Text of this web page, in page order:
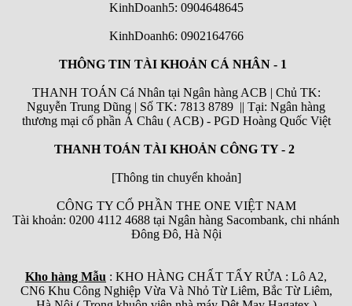
KinhDoanh5: 0904648645
KinhDoanh6: 0902164766
THÔNG TIN TÀI KHOẢN CÁ NHÂN - 1
THANH TOÁN Cá Nhân tại Ngân hàng ACB | Chủ TK:
Nguyễn Trung Dũng | Số TK: 7813 8789 || Tại: Ngân hàng
thương mại cổ phần Á Châu ( ACB) - PGD Hoàng Quốc Việt
THANH TOÁN TÀI KHOẢN CÔNG TY - 2
[Thông tin chuyển khoản]
CÔNG TY CỔ PHẦN THE ONE VIỆT NAM
Tài khoản: 0200 4112 4688 tại Ngân hàng Sacombank, chi nhánh
Đông Đô, Hà Nội
Kho hàng Mẫu : KHO HÀNG CHẤT TẨY RỬA : Lô A2,
CN6 Khu Công Nghiệp Vừa Và Nhỏ Từ Liêm, Bắc Từ Liêm,